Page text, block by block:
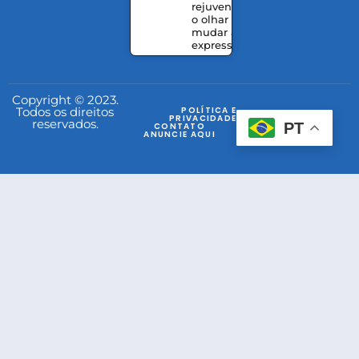
rejuvenescer
o olhar sem
mudar a
expressão
Copyright © 2023.
Todos os direitos
reservados.
POLÍTICA E
PRIVACIDADE
CONTATO
ANUNCIE AQUI PT